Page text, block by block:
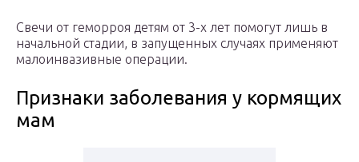
Свечи от геморроя детям от 3-х лет помогут лишь в
начальной стадии, в запущенных случаях применяют
малоинвазивные операции.
Признаки заболевания у кормящих
мам